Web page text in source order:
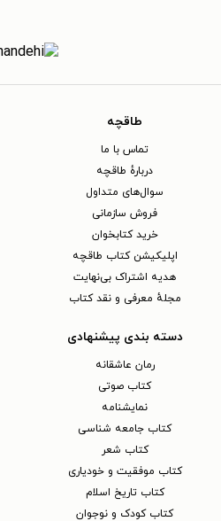
طاقچه
تماس با ما
دربارهٔ طاقچه
سوال‌های متداول
فروش سازمانی
خرید کتابخوان
اپلیکیشن کتاب طاقچه
هدیه اشتراک بی‌نهایت
مجلهٔ معرفی و نقد کتاب
دسته بندی پیشنهادی
رمان عاشقانه
کتاب‌ صوتی
نمایشنامه
کتاب جامعه شناسی
کتاب شعر
کتاب موفقیت و خودیاری
کتاب تاریخ اسلام
کتاب کودک و نوجوان